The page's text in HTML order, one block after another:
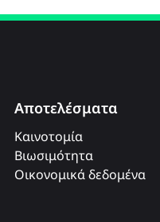
Αποτελέσματα
Καινοτομία
Βιωσιμότητα
Οικονομικά δεδομένα